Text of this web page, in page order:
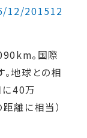
12/201512
。国際
地球との相
に40万
離に相当）